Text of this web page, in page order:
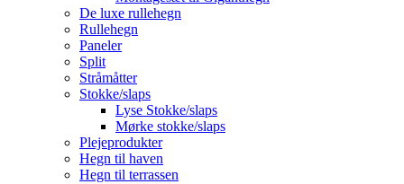
De luxe rullehegn
Rullehegn
Paneler
Split
Stråmåtter
Stokke/slaps
Lyse Stokke/slaps
Mørke stokke/slaps
Plejeprodukter
Hegn til haven
Hegn til terrassen